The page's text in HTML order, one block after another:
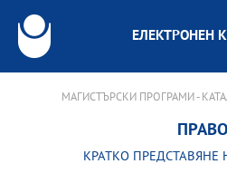
ЕЛЕКТРОНЕН
МАГИСТЪРСКИ ПРОГРАМИ -
ПРАВО
КРАТКО ПРЕДСТАВЯНЕ